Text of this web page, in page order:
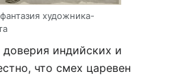
художника-
индийских и
что смех царевен